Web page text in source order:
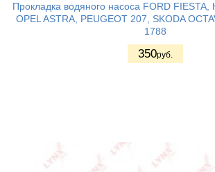
Прокладка водяного насоса FORD FIESTA,
OPEL ASTRA, PEUGEOT 207, SKODA
1788
350руб.